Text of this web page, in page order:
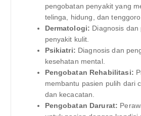
pengobatan penyakit yang
telinga, hidung, dan
Dermatologi: Diagnosis dan
penyakit kulit.
Psikiatri: Diagnosis dan
kesehatan mental.
Pengobatan Rehabilitasi:
membantu pasien pulih dari
dan kecacatan.
Pengobatan Darurat: